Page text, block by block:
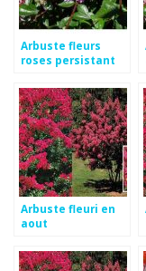
Arbuste fleurs
roses persistant
Arbuste fleuri en
aout